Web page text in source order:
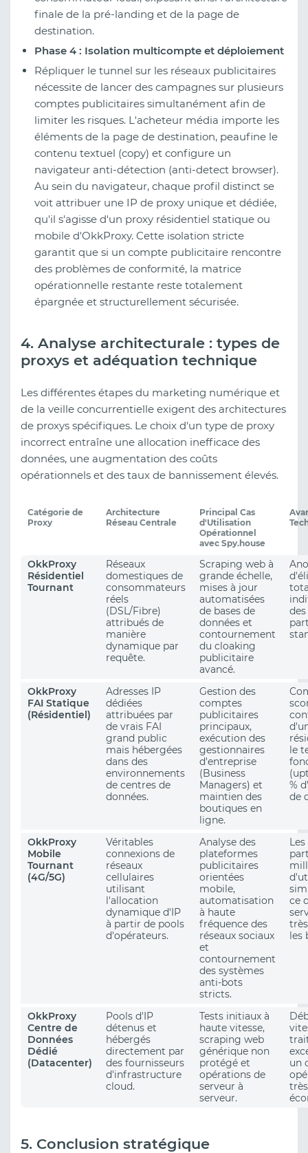
finale de la pré-landing et de la page de
destination.
Phase 4 : Isolation multicompte et déploiement
Répliquer le tunnel sur les réseaux publicitaires
nécessite de lancer des campagnes sur plusieurs
comptes publicitaires simultanément afin de
limiter les risques. L'acheteur média importe les
éléments de la page de destination, peaufine le
contenu textuel (copy) et configure un
navigateur anti-détection (anti-detect browser).
Au sein du navigateur, chaque profil distinct se
voit attribuer une IP de proxy unique et dédiée,
qu'il s'agisse d'un proxy résidentiel statique ou
mobile d'OkkProxy. Cette isolation stricte
garantit que si un compte publicitaire rencontre
des problèmes de conformité, la matrice
opérationnelle restante reste totalement
épargnée et structurellement sécurisée.
4. Analyse architecturale : types de
proxys et adéquation technique
Les différentes étapes du marketing numérique et
de la veille concurrentielle exigent des architectures
de proxys spécifiques. Le choix d'un type de proxy
incorrect entraîne une allocation inefficace des
données, une augmentation des coûts
opérationnels et des taux de bannissement élevés.
Catégorie de
Proxy
Architecture
Réseau Centrale
Principal Cas
d'Utilisation
Opérationnel
avec Spy.house
OkkProxy
Résidentiel
Tournant
Réseaux
domestiques de
consommateurs
réels
(DSL/Fibre)
attribués de
manière
dynamique par
requête.
Scraping web à
grande échelle,
mises à jour
automatisées
de bases de
données et
contournement
du cloaking
publicitaire
avancé.
OkkProxy
FAI Statique
(Résidentiel)
Adresses IP
dédiées
attribuées par
de vrais FAI
grand public
mais hébergées
dans des
environnements
de centres de
données.
Gestion des
comptes
publicitaires
principaux,
exécution des
gestionnaires
d'entreprise
(Business
Managers) et
maintien des
boutiques en
ligne.
le
%
de
OkkProxy
Mobile
Tournant
(4G/5G)
Véritables
connexions de
réseaux
cellulaires
utilisant
l'allocation
dynamique d'IP
à partir de pools
d'opérateurs.
Analyse des
plateformes
publicitaires
orientées
mobile,
automatisation
à haute
fréquence des
réseaux sociaux
et
contournement
des systèmes
anti-bots
stricts.
ce
les
OkkProxy
Centre de
Données
Dédié
(Datacenter)
Pools d'IP
détenus et
hébergés
directement par
des fournisseurs
d'infrastructure
cloud.
Tests initiaux à
haute vitesse,
scraping web
générique non
protégé et
opérations de
serveur à
serveur.
un
très
5. Conclusion stratégique